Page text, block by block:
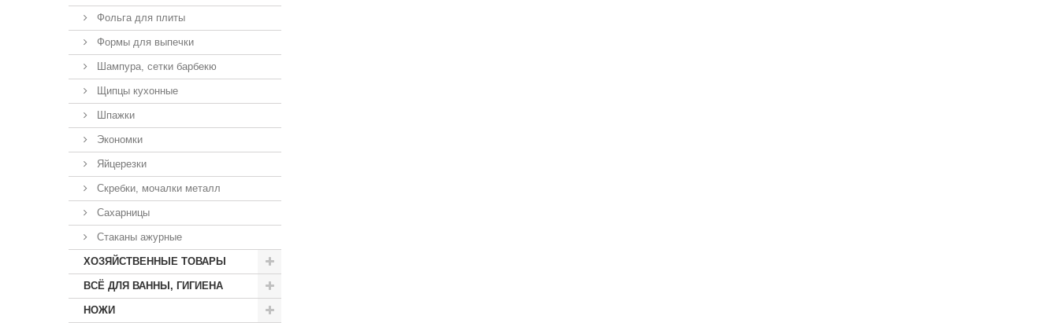
Фольга для плиты
Формы для выпечки
Шампура, сетки барбекю
Щипцы кухонные
Шпажки
Экономки
Яйцерезки
Скребки, мочалки металл
Сахарницы
Стаканы ажурные
ХОЗЯЙСТВЕННЫЕ ТОВАРЫ
ВСЁ ДЛЯ ВАННЫ, ГИГИЕНА
НОЖИ